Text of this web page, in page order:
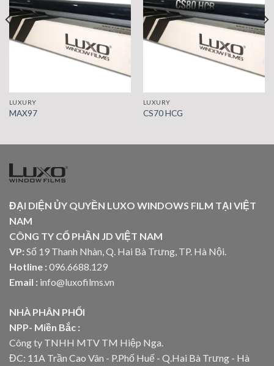
LUXURY
MAX97
LUXURY
CS70 HCG
ĐẠI DIỆN ỦY QUYỀN LUXO WINDOWS FILM TẠI VIỆT
NAM
CÔNG TY CỔ PHẦN JD VIỆT NAM
VP: Số 19 Thanh Nhàn, Q. Hai Bà Trưng, TP. Hà Nội.
Hotline : 096.6688.129
Email : info@luxofilms.vn
NHÀ PHÂN PHỐI
NPP- Miền Bắc :
Công ty TNHH MTV TM Hiệp Nga.
ĐC: 11A Trần Cao Vân - P.Phố Huế - Q.Hai Bà Trưng - Hà